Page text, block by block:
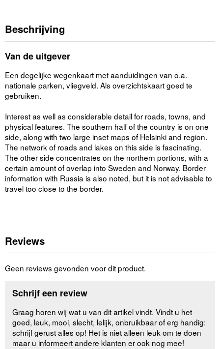
Beschrijving
Van de uitgever
Een degelijke wegenkaart met aanduidingen van o.a.
nationale parken, vliegveld. Als overzichtskaart goed te
gebruiken.
Interest as well as considerable detail for roads, towns, and
physical features. The southern half of the country is on one
side, along with two large inset maps of Helsinki and region.
The network of roads and lakes on this side is fascinating.
The other side concentrates on the northern portions, with a
certain amount of overlap into Sweden and Norway. Border
information with Russia is also noted, but it is not advisable to
travel too close to the border.
Reviews
Geen reviews gevonden voor dit product.
Schrijf een review
Graag horen wij wat u van dit artikel vindt. Vindt u het
goed, leuk, mooi, slecht, lelijk, onbruikbaar of erg handig:
schrijf gerust alles op! Het is niet alleen leuk om te doen
maar u informeert andere klanten er ook nog mee!